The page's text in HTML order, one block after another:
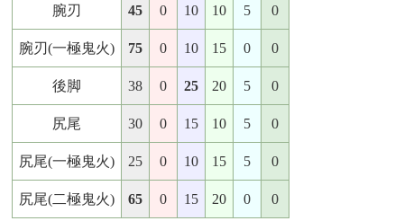
腕刃 45 0 10 10 5 0
腕刃(一極鬼火) 75 0 10 15 0 0
後脚 38 0 25 20 5 0
尻尾 30 0 15 10 5 0
尻尾(一極鬼火) 25 0 10 15 5 0
尻尾(二極鬼火) 65 0 15 20 0 0